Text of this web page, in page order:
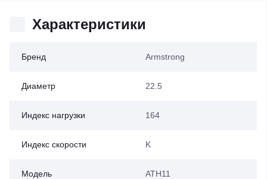
Характеристики
Бренд Armstrong
Диаметр 22.5
Индекс нагрузки 164
Индекс скорости K
Модель ATH11